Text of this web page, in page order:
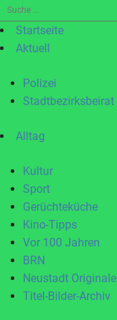
Suche
nach:Startseite
Aktuell
Polizei
Stadtbezirksbeirat
Alltag
Kultur
Sport
Gerüchteküche
Kino-Tipps
Vor 100 Jahren
BRN
Neustadt Originale
Titel-Bilder-Archiv